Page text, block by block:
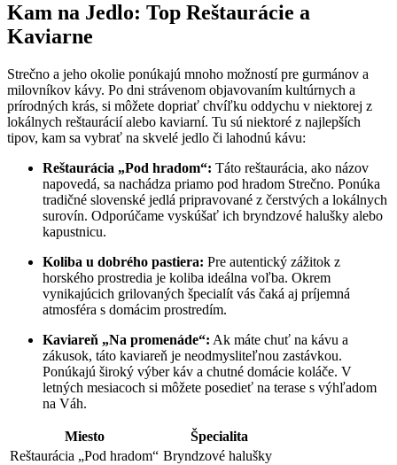
Kam na Jedlo: Top Reštaurácie a
Kaviarne
Strečno a jeho okolie ponúkajú mnoho možností pre gurmánov a
milovníkov kávy. Po dni strávenom objavovaním kultúrnych a
prírodných krás, si môžete dopriať chvíľku oddychu v niektorej z
lokálnych reštaurácií alebo kaviarní. Tu sú niektoré z najlepších
tipov, kam sa vybrať na skvelé jedlo či lahodnú kávu:
Reštaurácia „Pod hradom“: Táto reštaurácia, ako názov
napovedá, sa nachádza priamo pod hradom Strečno. Ponúka
tradičné slovenské jedlá pripravované z čerstvých a lokálnych
surovín. Odporúčame vyskúšať ich bryndzové halušky alebo
kapustnicu.
Koliba u dobrého pastiera: Pre autentický zážitok z
horského prostredia je koliba ideálna voľba. Okrem
vynikajúcich grilovaných špecialít vás čaká aj príjemná
atmosféra s domácim prostredím.
Kaviareň „Na promenáde“: Ak máte chuť na kávu a
zákusok, táto kaviareň je neodmysliteľnou zastávkou.
Ponúkajú široký výber káv a chutné domácie koláče. V
letných mesiacoch si môžete posedieť na terase s výhľadom
na Váh.
Miesto
Špecialita
Reštaurácia „Pod hradom“ Bryndzové halušky